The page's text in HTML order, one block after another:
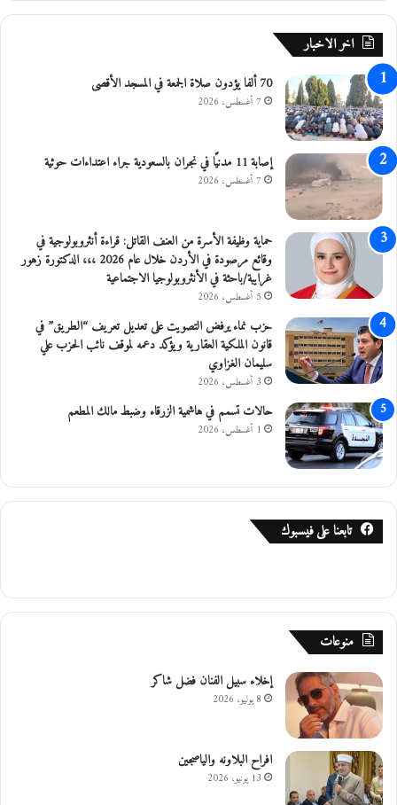
ت
ك
(
D
r
i
v
e
T
h
r
u
)
ي
إ
د
ا
ر
ة
ت
ر
خ
ي
ي
ن
ل
ر
ك
ب
ا
ت
اخر الاخبار
70 ألفا يؤدون صلاة الجمعة في المسجد الأقصى
7 أغسطس، 2026
إصابة 11 مدنيًا في نجران بالسعودية جراء اعتداءات حوثية
7 أغسطس، 2026
حماية وظيفة الأسرة من العنف القاتل: قراءة أنثروبولوجية في
وقائع مرصودة في الأردن خلال عام 2026 ،،، الدكتورة زهور
غرايبة/باحثة في الأنثروبولوجيا الاجتماعية
5 أغسطس، 2026
حزب نماء يرفض التصويت على تعديل تعريف “الطريق” في
قانون الملكية العقارية ويؤكد دعمه لموقف نائب الحزب علي
سليمان الغزاوي
3 أغسطس، 2026
حالات تسمم في هاشمية الزرقاء وضبط مالك المطعم
1 أغسطس، 2026
تابعنا على فيسبوك
منوعات
إخلاء سبيل الفنان فضل شاكر
8 يوليو، 2026
افراح البلاونه والياصجين
13 يونيو، 2026